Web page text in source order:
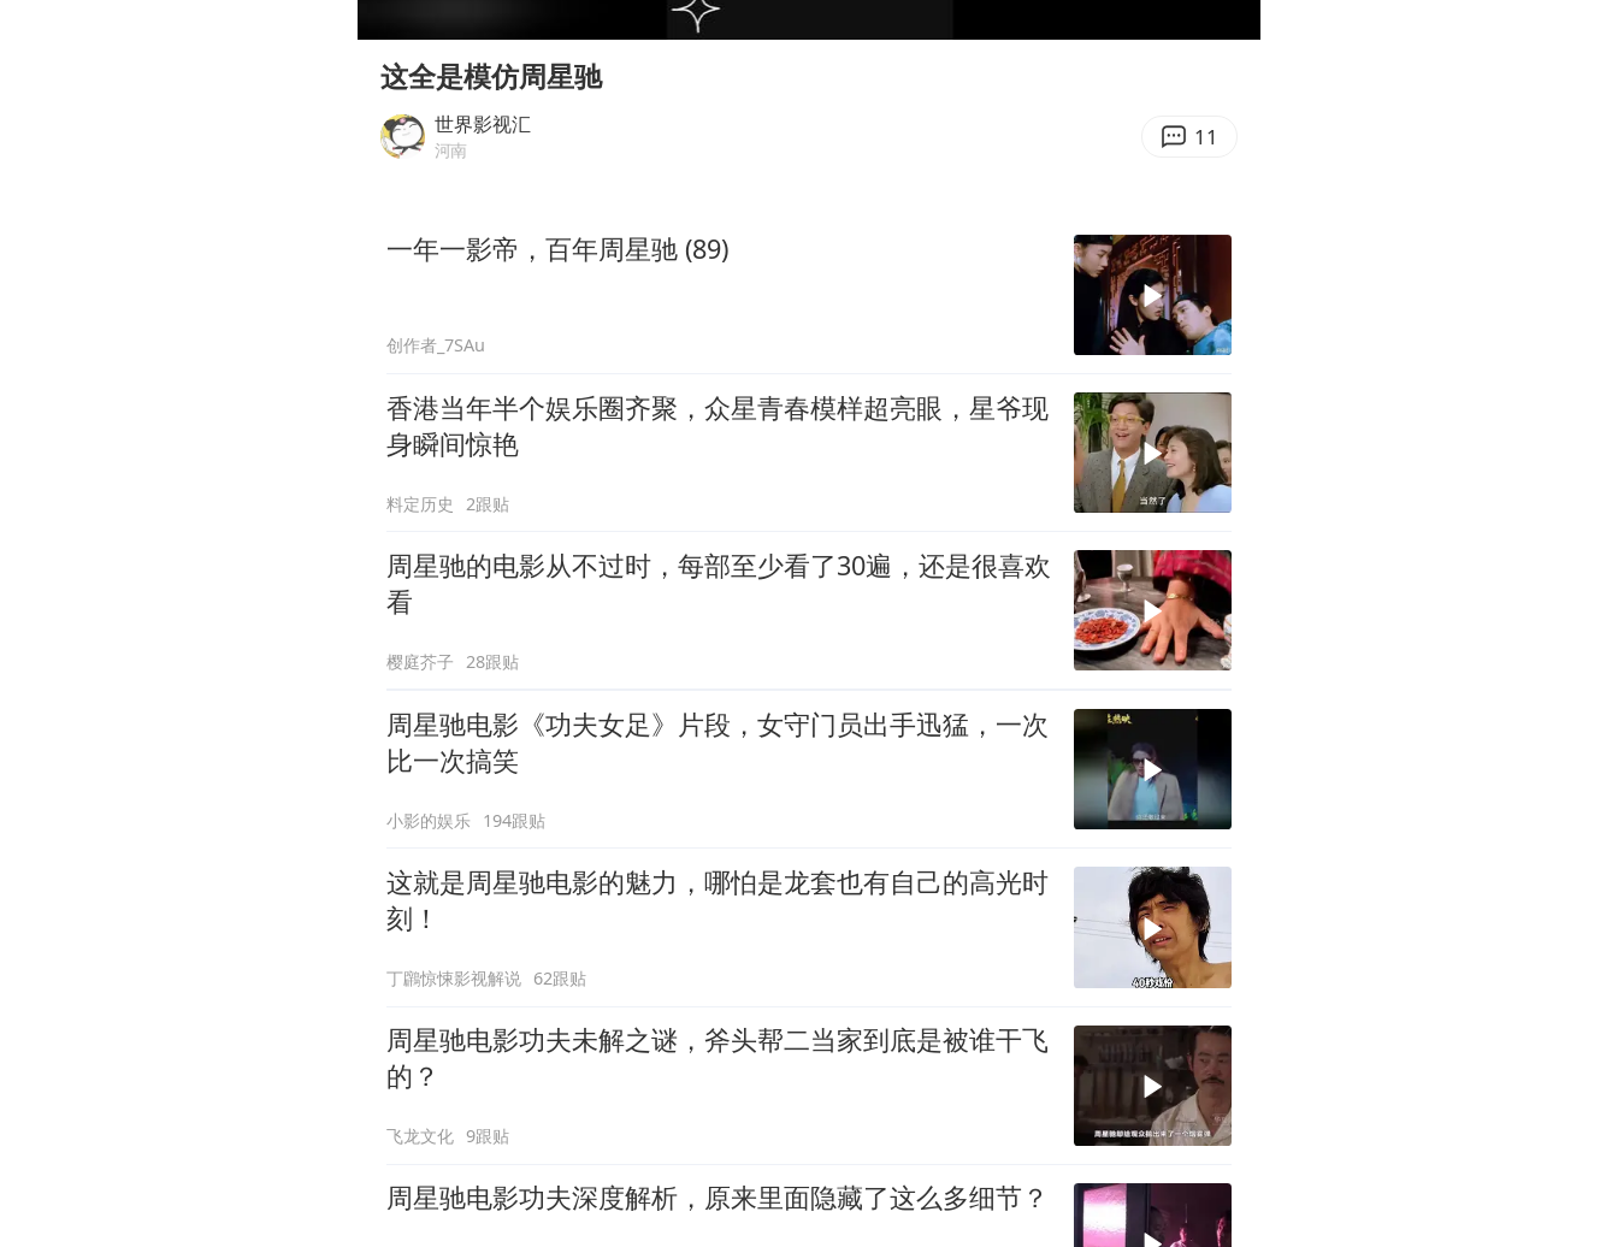
宇树科技中一签需缴款7.54万元
国防部：坚决反制任何闹海挑衅图谋
女儿为争财产堵门阻挠父亲出殡
这全是模仿周星驰
世界影视汇
河南 11
一年一影帝，百年周星驰 (89)
创作者_7SAu
香港当年半个娱乐圈齐聚，众星青春模样超亮眼，星爷现
身瞬间惊艳
料定历史 2跟贴
周星驰的电影从不过时，每部至少看了30遍，还是很喜欢
看
樱庭芥子 28跟贴
周星驰电影《功夫女足》片段，女守门员出手迅猛，一次
比一次搞笑
小影的娱乐 194跟贴
这就是周星驰电影的魅力，哪怕是龙套也有自己的高光时
刻！
丁鸊惊悚影视解说 62跟贴
周星驰电影功夫未解之谜，斧头帮二当家到底是被谁干飞
的？
飞龙文化 9跟贴
周星驰电影功夫深度解析，原来里面隐藏了这么多细节？